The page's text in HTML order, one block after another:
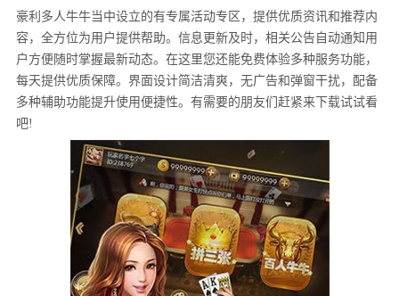
豪利多人牛牛当中设立的有专属活动专区，提供优质资讯和推荐内
容，全方位为用户提供帮助。信息更新及时，相关公告自动通知用
户方便随时掌握最新动态。在这里您还能免费体验多种服务功能，
每天提供优质保障。界面设计简洁清爽，无广告和弹窗干扰，配备
多种辅助功能提升使用便捷性。有需要的朋友们赶紧来下载试试看
吧!